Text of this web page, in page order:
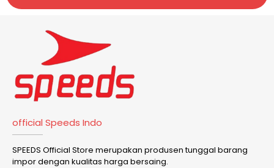
official Speeds Indo
SPEEDS Official Store merupakan produsen tunggal barang
impor dengan kualitas harga bersaing.